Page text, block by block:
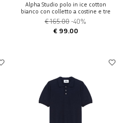
Alpha Studio polo in ice cotton
bianco con colletto a costine e tre
bottoni
€ 165.00 -40%
€ 99.00